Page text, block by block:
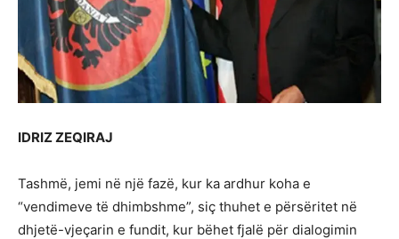
IDRIZ ZEQIRAJ
Tashmë, jemi në një fazë, kur ka ardhur koha e
“vendimeve të dhimbshme”, siç thuhet e përsëritet në
dhjetë-vjeçarin e fundit, kur bëhet fjalë për dialogimin